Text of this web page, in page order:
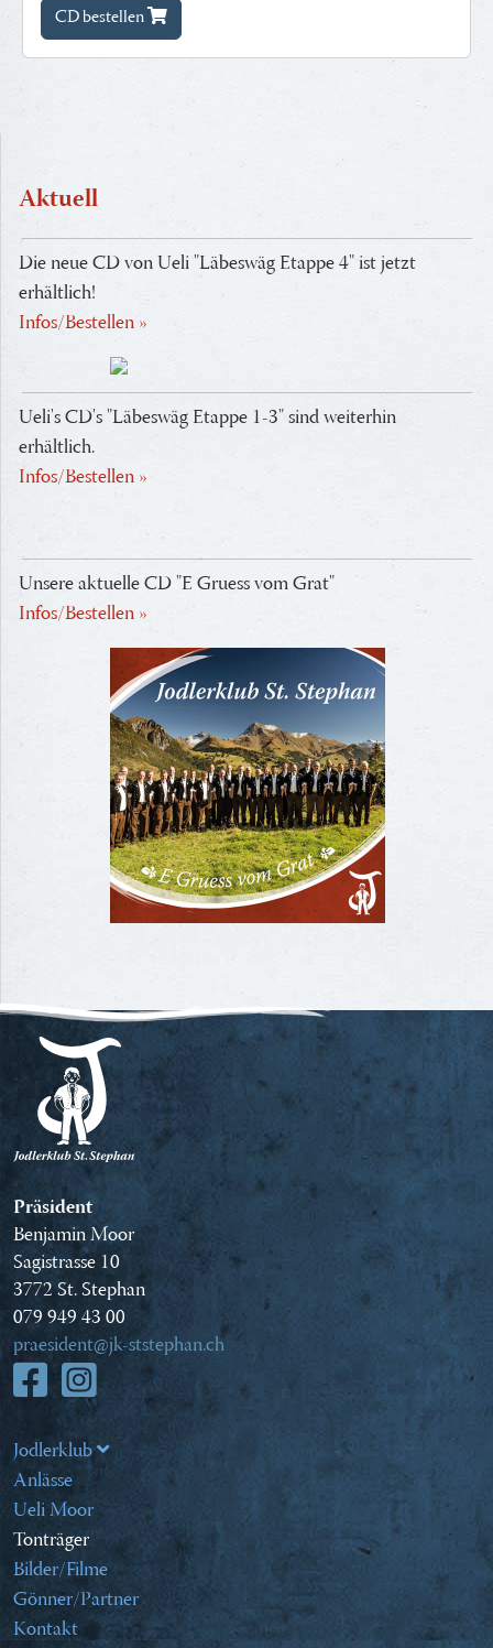
CD bestellen
Aktuell
Die neue CD von Ueli "Läbeswäg Etappe 4" ist jetzt
erhältlich!
Infos/Bestellen »
Ueli's CD's "Läbeswäg Etappe 1-3" sind weiterhin
erhältlich.
Infos/Bestellen »
Unsere aktuelle CD "E Gruess vom Grat"
Infos/Bestellen »
Präsident
Benjamin Moor
Sagistrasse 10
3772 St. Stephan
079 949 43 00
praesident@jk-ststephan.ch
Jodlerklub
Anlässe
Ueli Moor
Tonträger
Bilder/Filme
Gönner/Partner
Kontakt